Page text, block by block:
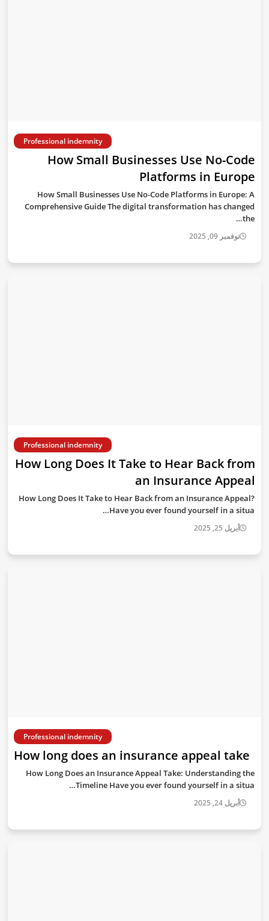
Professional indemnity
How Small Businesses Use No-Code
Platforms in Europe
How Small Businesses Use No-Code Platforms in Europe: A
Comprehensive Guide The digital transformation has changed
the…
نوفمبر 09, 2025
Professional indemnity
How Long Does It Take to Hear Back from
an Insurance Appeal
How Long Does It Take to Hear Back from an Insurance Appeal?
Have you ever found yourself in a situa…
أبريل 25, 2025
Professional indemnity
How long does an insurance appeal take
How Long Does an Insurance Appeal Take: Understanding the
Timeline Have you ever found yourself in a situa…
أبريل 24, 2025